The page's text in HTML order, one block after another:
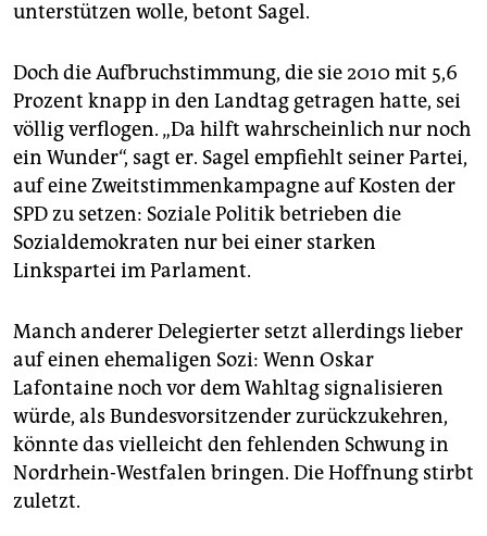
unterstützen wolle, betont Sagel.
Doch die Aufbruchstimmung, die sie 2010 mit 5,6
Prozent knapp in den Landtag getragen hatte, sei
völlig verflogen. „Da hilft wahrscheinlich nur noch
ein Wunder“, sagt er. Sagel empfiehlt seiner Partei,
auf eine Zweitstimmenkampagne auf Kosten der
SPD zu setzen: Soziale Politik betrieben die
Sozialdemokraten nur bei einer starken
Linkspartei im Parlament.
Manch anderer Delegierter setzt allerdings lieber
auf einen ehemaligen Sozi: Wenn Oskar
Lafontaine noch vor dem Wahltag signalisieren
würde, als Bundesvorsitzender zurückzukehren,
könnte das vielleicht den fehlenden Schwung in
Nordrhein-Westfalen bringen. Die Hoffnung stirbt
zuletzt.